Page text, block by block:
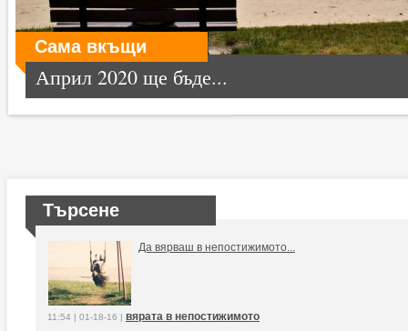
Сама вкъщи
Април 2020 ще бъде...
Търсене
Да вярваш в непостижимото...
11:54 | 01-18-16 | вярата в непостижимото